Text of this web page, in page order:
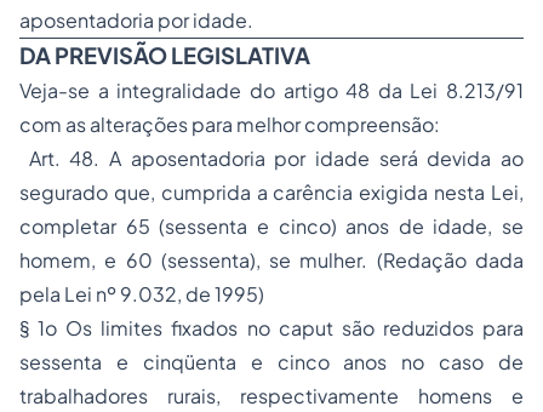
aposentadoria por idade.
DA PREVISÃO LEGISLATIVA
Veja-se a integralidade do artigo 48 da Lei 8.213/91
com as alterações para melhor compreensão:
Art. 48. A aposentadoria por idade será devida ao
segurado que, cumprida a carência exigida nesta Lei,
completar 65 (sessenta e cinco) anos de idade, se
homem, e 60 (sessenta), se mulher. (Redação dada
pela Lei nº 9.032, de 1995)
§ 1o Os limites fixados no caput são reduzidos para
sessenta e cinqüenta e cinco anos no caso de
trabalhadores rurais, respectivamente homens e